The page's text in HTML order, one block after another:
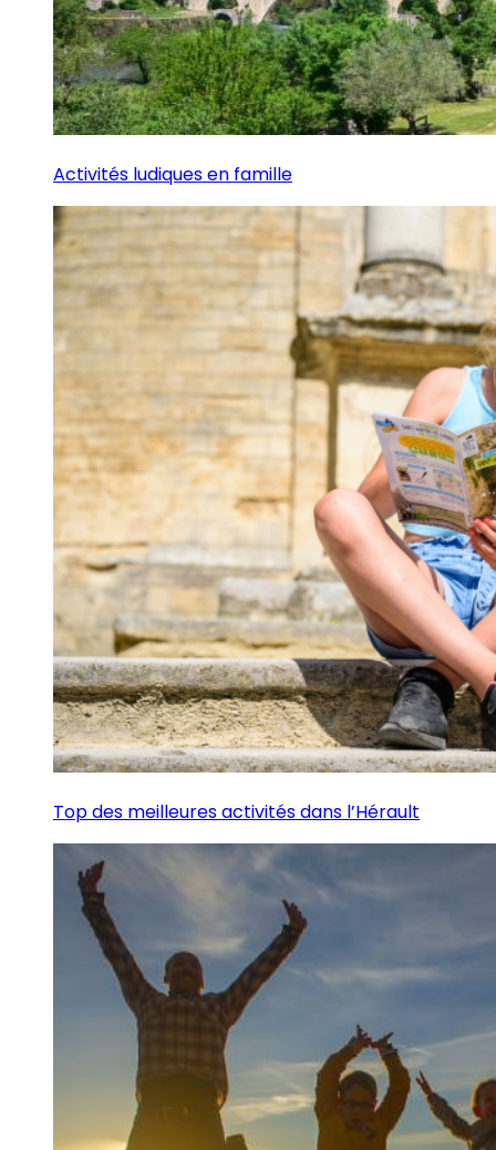
Activités ludiques en famille
Top des meilleures activités dans l’Hérault